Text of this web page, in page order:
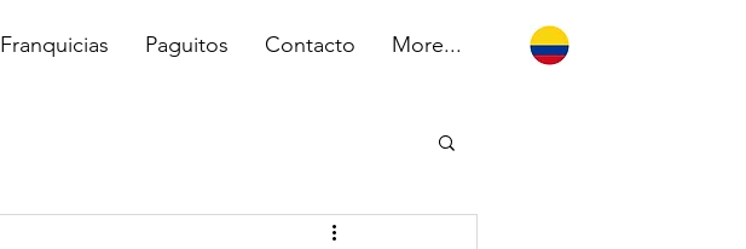
Franquicias Paguitos Contacto More...